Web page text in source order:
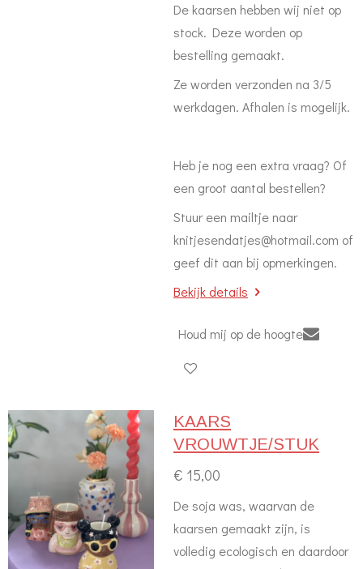
De kaarsen hebben wij niet op
stock. Deze worden op
bestelling gemaakt.
Ze worden verzonden na 3/5
werkdagen. Afhalen is mogelijk.
Heb je nog een extra vraag? Of
een groot aantal bestellen?
Stuur een mailtje naar
knitjesendatjes@hotmail.com of
geef dit aan bij opmerkingen.
Bekijk details
Houd mij op de hoogte
KAARS
VROUWTJE/STUK
€ 15,00
De soja was, waarvan de
kaarsen gemaakt zijn, is
volledig ecologisch en daardoor